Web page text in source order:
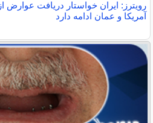
رویترز: ایران خواستار دریافت عوارض
آمریکا و عمان ادامه دارد